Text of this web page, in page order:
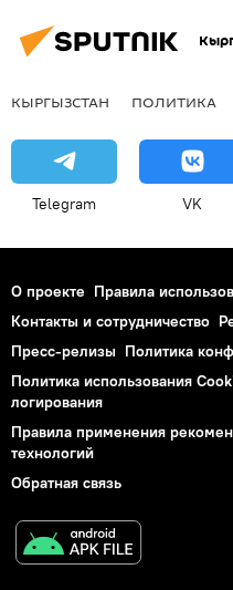
КЫРГЫЗСТАН ПОЛИТИКА
Telegram VK
О проекте Правила
Контакты и сотрудничество
Пресс-релизы Политика
Политика использования
логирования
Правила применения
технологий
Обратная связь